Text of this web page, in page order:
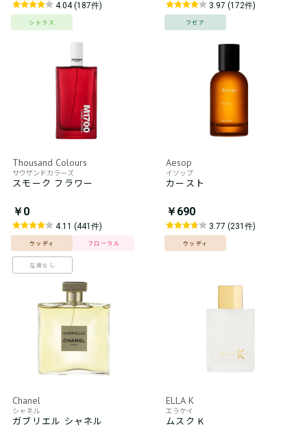
4.04 (187件)
シトラス
3.97 (172件)
フゼア
Thousand Colours
サウザンドカラーズ
スモーク フラワー
￥0
4.11 (441件)
ウッディ フローラル
在庫なし
Aesop
イソップ
カースト
￥690
3.77 (231件)
ウッディ
Chanel
シャネル
ガブリエル シャネル
ELLA K
エラケイ
ムスク K